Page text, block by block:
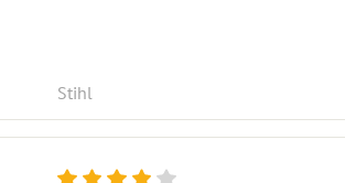
Stihl